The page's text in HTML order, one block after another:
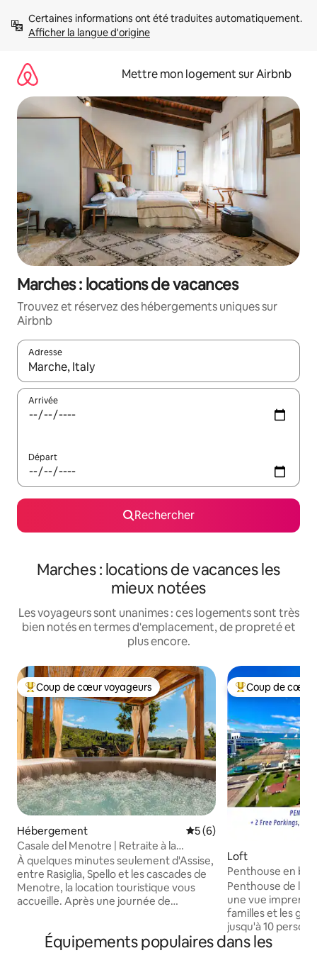
directement
Afficher la langue d'origine
Mettre mon logement sur Airbnb
Marches : locations de vacances
Trouvez et réservez des hébergements uniques sur
Airbnb
Adresse
Lorsque les résultats s'affichent, utilisez les flèches vers le
Arrivée
Départ
Rechercher
Marches : locations de vacances les
mieux notées
Les voyageurs sont unanimes : ces logements sont très
bien notés en termes d'emplacement, de propreté et
plus encore.
Coups de cœur voyageurs les plus appréciés
Coup de cœur voyageurs
Hébergement Évaluation moyenne sur
5 (6)
Casale del Menotre | Retraite à la
campagne en Ombrie
À quelques minutes seulement d'Assise,
entre Rasiglia, Spello et les cascades de
Menotre, la location touristique vous
accueille. Après une journée de
chaises longues et l'espace barbecue, en
Coups de cœur
Coup de cœur
Loft
Penthouse en
pour les familles
Penthouse de
une vue
familles et les
jusqu'à 10 personnes. TOUT
Plage privée devant
Équipements populaires dans les